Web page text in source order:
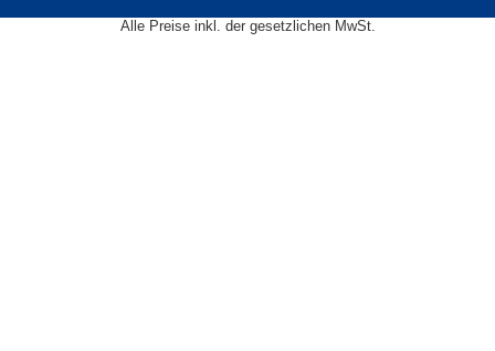
Alle Preise inkl. der gesetzlichen MwSt.